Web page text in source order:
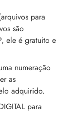
para
são
ele é gratuito e
numeração
as
adquirido.
para